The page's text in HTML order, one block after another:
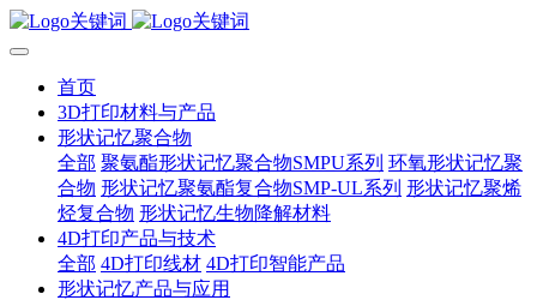
首页
3D打印材料与产品
形状记忆聚合物
全部 聚氨酯形状记忆聚合物SMPU系列 环氧形状记忆聚
合物 形状记忆聚氨酯复合物SMP-UL系列 形状记忆聚烯
烃复合物 形状记忆生物降解材料
4D打印产品与技术
全部 4D打印线材 4D打印智能产品
形状记忆产品与应用